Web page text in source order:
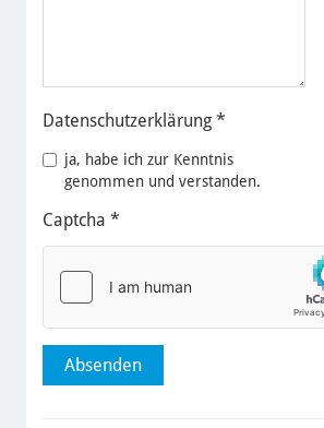
Datenschutzerklärung *
ja, habe ich zur Kenntnis
genommen und verstanden.
Captcha *